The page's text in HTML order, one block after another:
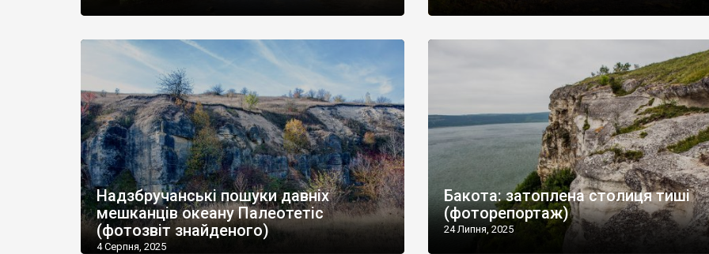
Надзбручанські пошуки давніх
мешканців океану Палеотетіс
(фотозвіт знайденого)
4 Серпня, 2025
Бакота: затоплена столиця тиші
(фоторепортаж)
24 Липня, 2025